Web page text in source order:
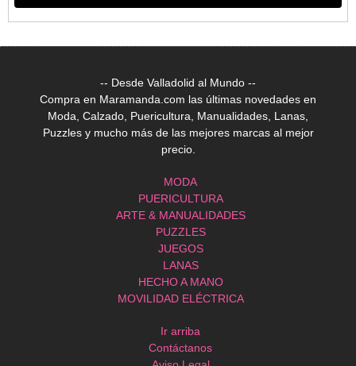
-- Desde Valladolid al Mundo --
Compra en Maramanda.com las últimas novedades en
Moda, Calzado, Puericultura, Manualidades, Lanas,
Puzzles y mucho más de las mejores marcas al mejor
precio.
MODA
PUERICULTURA
ARTE & MANUALIDADES
PUZZLES
JUEGOS
LANAS
HECHO A MANO
MOVILIDAD ELÉCTRICA
Ir arriba
Contáctanos